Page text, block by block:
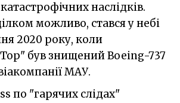
наслідків.
можливо, стався у небі
2020 року, коли
був знищений Boeing-737
МАУ.
по "гарячих слідах"